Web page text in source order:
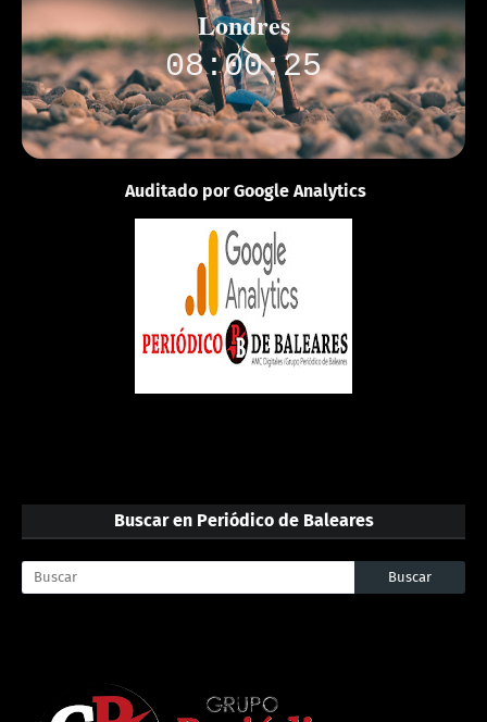
Londres
08:00:25
Auditado por Google Analytics
Buscar en Periódico de Baleares